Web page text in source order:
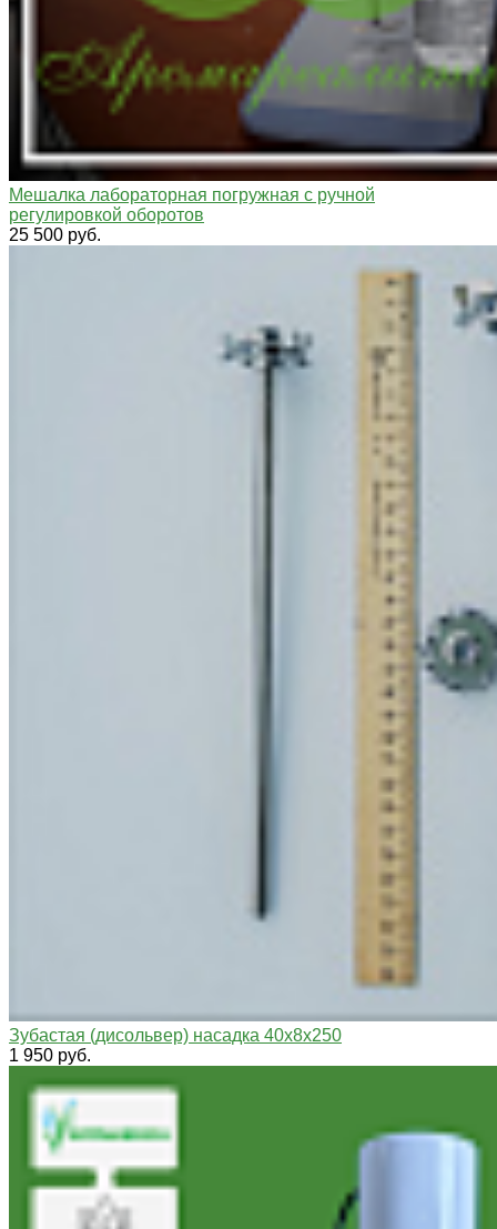
Мешалка лабораторная погружная с ручной
регулировкой оборотов
25 500 руб.
Зубастая (дисольвер) насадка 40х8х250
1 950 руб.